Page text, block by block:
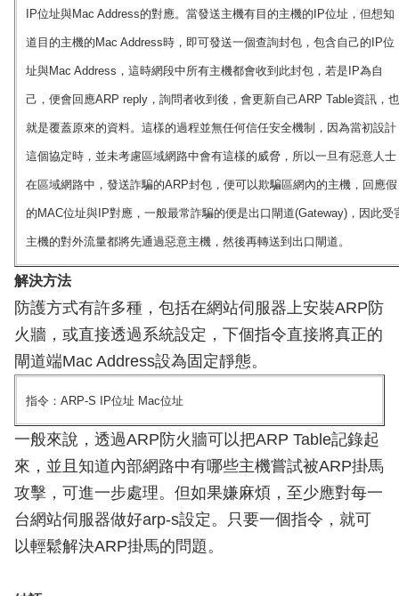
IP位址與Mac Address的對應。當發送主機有目的主機的IP位址，但想知
道目的主機的Mac Address時，即可發送一個查詢封包，包含自己的IP位
址與Mac Address，這時網段中所有主機都會收到此封包，若是IP為自
己，便會回應ARP reply，詢問者收到後，會更新自己ARP Table資訊，也
就是覆蓋原來的資料。這樣的過程並無任何信任安全機制，因為當初設計
這個協定時，並未考慮區域網路中會有這樣的威脅，所以一旦有惡意人士
在區域網路中，發送詐騙的ARP封包，便可以欺騙區網內的主機，回應假
的MAC位址與IP對應，一般最常詐騙的便是出口閘道(Gateway)，因此受
主機的對外流量都將先通過惡意主機，然後再轉送到出口閘道。
解決方法
防護方式有許多種，包括在網站伺服器上安裝ARP防
火牆，或直接透過系統設定，下個指令直接將真正的
閘道端Mac Address設為固定靜態。
指令：ARP-S IP位址 Mac位址
一般來說，透過ARP防火牆可以把ARP Table記錄起
來，並且知道內部網路中有哪些主機嘗試被ARP掛馬
攻擊，可進一步處理。但如果嫌麻煩，至少應對每一
台網站伺服器做好arp-s設定。只要一個指令，就可
以輕鬆解決ARP掛馬的問題。